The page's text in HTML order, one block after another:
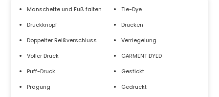
Manschette und Fuß falten
Druckknopf
Doppelter Reißverschluss
Voller Druck
Puff-Druck
Prägung
Tie-Dye
Drucken
Verriegelung
GARMENT DYED
Gestickt
Gedruckt